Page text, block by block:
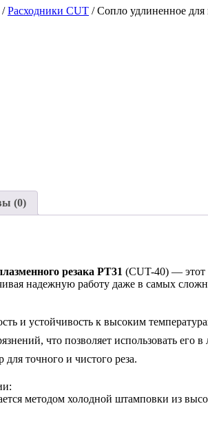
/Расходники CUT / Сопло удлиненное для
(0)
резака РТ31 (CUT-40) — этот
надежную работу даже в самых
и устойчивость к высоким
что позволяет использовать его
точного и чистого реза.
методом холодной штамповки из